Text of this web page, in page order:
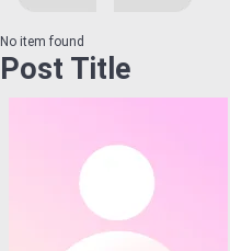
No item found
Post Title